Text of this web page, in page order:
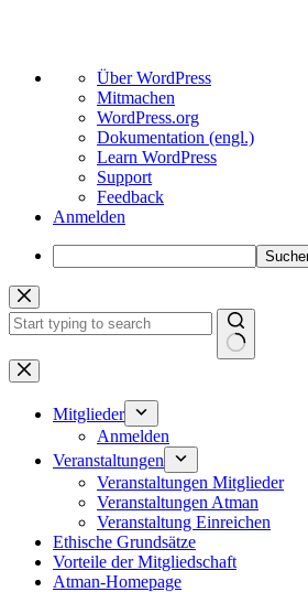
Über
WordPress
Über WordPress
Mitmachen
WordPress.org
Dokumentation (engl.)
Learn WordPress
Support
Feedback
Anmelden
Suchen
Zum
Inhalt
springen
Keine
Ergebnisse
Mitglieder
Anmelden
Veranstaltungen
Veranstaltungen Mitglieder
Veranstaltungen Atman
Veranstaltung Einreichen
Ethische Grundsätze
Vorteile der Mitgliedschaft
Atman-Homepage